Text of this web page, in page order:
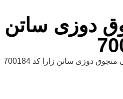
دوزی ساتن
دوزی ساتن زارا کد 700184